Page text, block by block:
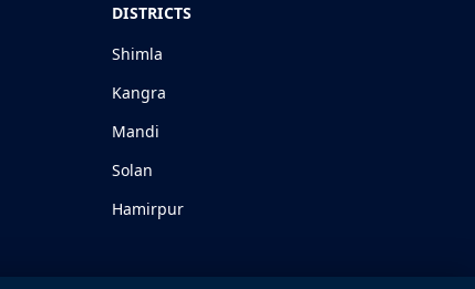
DISTRICTS
Shimla
Kangra
Mandi
Solan
Hamirpur